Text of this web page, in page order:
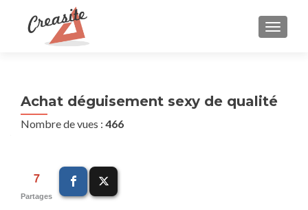
Achat déguisement sexy de qualité
Nombre de vues : 466
7
Partages